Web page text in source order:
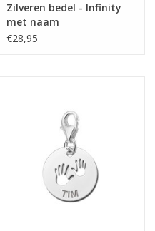
Zilveren bedel - Infinity
met naam
€28,95
TOEVOEGEN AAN WINKELWAGEN